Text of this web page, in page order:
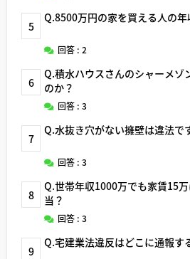
5
Q.8500万円の家を買える人の
回答 : 2
6
Q.積水ハウスさんのシャーメゾ
のか？
回答 : 3
7
Q.水抜き穴がない擁壁は違法で
回答 : 3
8
Q.世帯年収1000万でも家賃15
当？
回答 : 3
9
Q.宅建業法違反はどこに通報す